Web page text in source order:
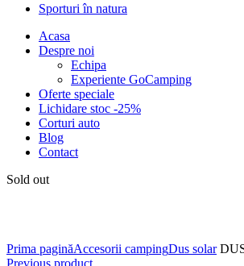
Sporturi în natura
Acasa
Despre noi
Echipa
Experiente GoCamping
Oferte speciale
Lichidare stoc -25%
Corturi auto
Blog
Contact
Sold out
Prima paginăAccesorii campingDus solar
Previous product